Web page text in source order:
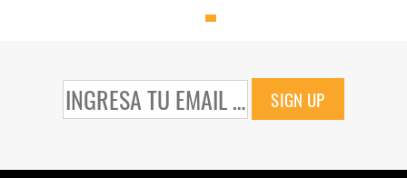
SIGN UP